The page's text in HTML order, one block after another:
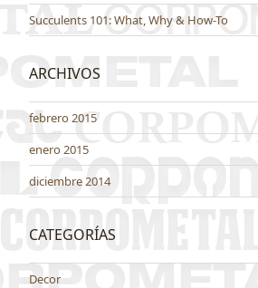
Succulents 101: What, Why & How-To
ARCHIVOS
febrero 2015
enero 2015
diciembre 2014
CATEGORÍAS
Decor